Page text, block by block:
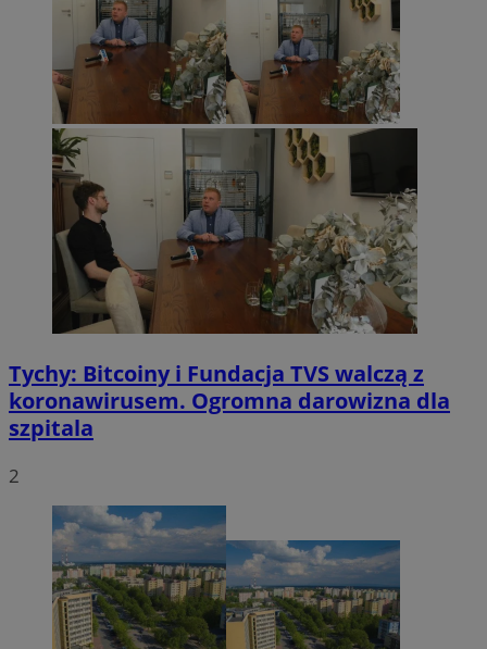
Tychy: Bitcoiny i Fundacja TVS walczą z
koronawirusem. Ogromna darowizna dla
szpitala
2